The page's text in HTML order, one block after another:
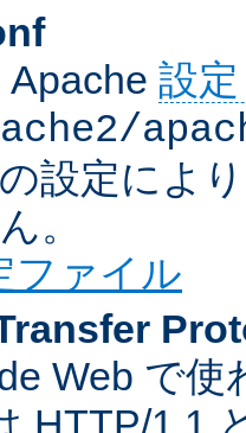
Apache 設
設定によ
。
ファイル
Web で
HTTP/1.1